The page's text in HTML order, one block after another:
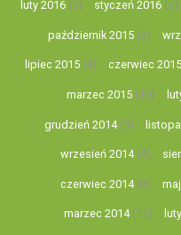
luty 2016(5) styczeń 2016(5)
październik 2015 (9)
lipiec 2015(4) czerwiec 2015
marzec 2015 (10)
grudzień 2014(9)
wrzesień 2014(9)
czerwiec 2014(8)
marzec 2014(11)